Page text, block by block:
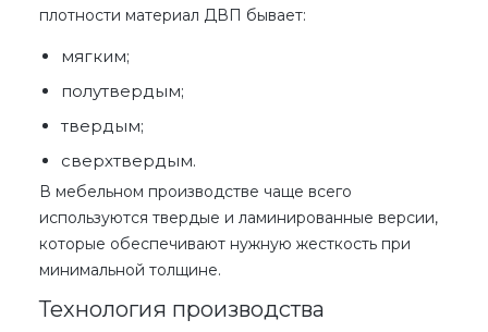
плотности материал ДВП бывает:
мягким;
полутвердым;
твердым;
сверхтвердым.
В мебельном производстве чаще всего
используются твердые и ламинированные версии,
которые обеспечивают нужную жесткость при
минимальной толщине.
Технология производства